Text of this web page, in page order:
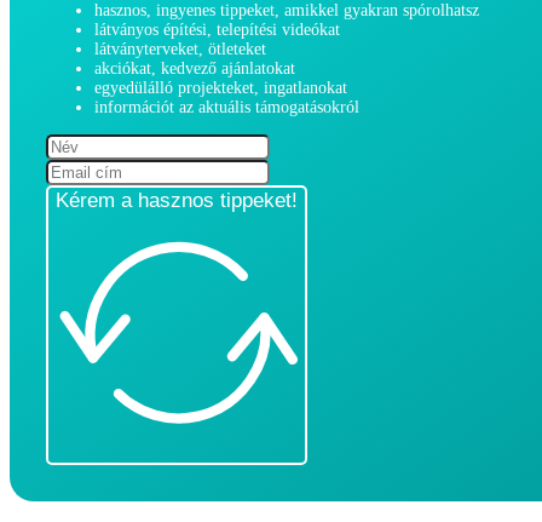
hasznos, ingyenes tippeket, amikkel gyakran spórolhatsz
látványos építési, telepítési videókat
látványterveket, ötleteket
akciókat, kedvező ajánlatokat
egyedülálló projekteket, ingatlanokat
információt az aktuális támogatásokról
Kérem a hasznos tippeket!